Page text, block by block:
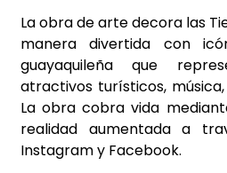
La obra de arte decora las
manera divertida con
guayaquileña que
atractivos turísticos,
La obra cobra vida
realidad aumentada a
Instagram y Facebook.